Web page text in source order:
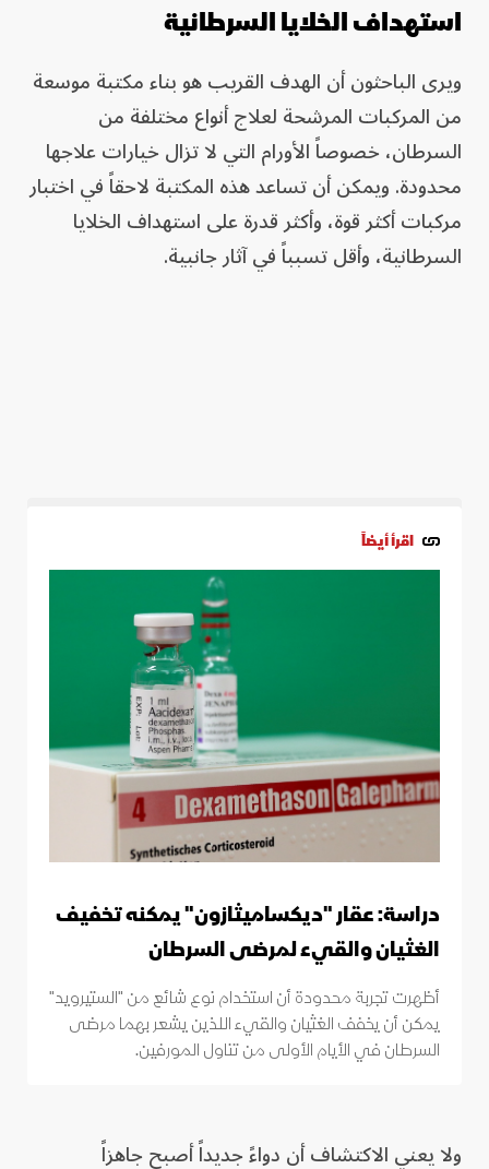
استهداف الخلايا السرطانية
ويرى الباحثون أن الهدف القريب هو بناء مكتبة موسعة
من المركبات المرشحة لعلاج أنواع مختلفة من
السرطان، خصوصاً الأورام التي لا تزال خيارات علاجها
محدودة. ويمكن أن تساعد هذه المكتبة لاحقاً في اختبار
مركبات أكثر قوة، وأكثر قدرة على استهداف الخلايا
السرطانية، وأقل تسبباً في آثار جانبية.
اقرأ أيضاً
دراسة: عقار "ديكساميثازون" يمكنه تخفيف
الغثيان والقيء لمرضى السرطان
أظهرت تجربة محدودة ​أن استخدام نوع شائع من "الستيرويد"
يمكن أن يخفف الغثيان والقيء اللذين يشعر بهما مرضى
السرطان في الأيام ⁠الأولى من تناول ‌المورفين.
ولا يعني الاكتشاف أن دواءً جديداً أصبح جاهزاً